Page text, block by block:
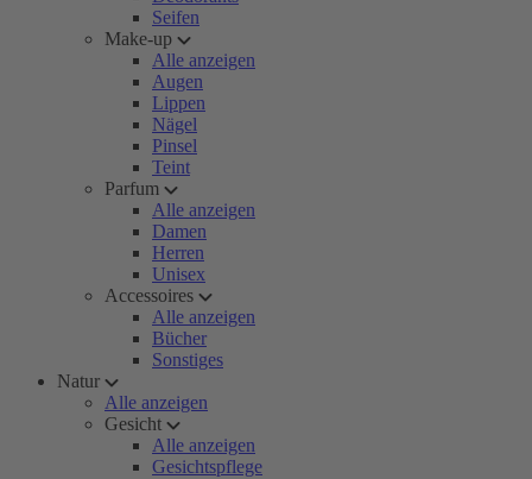
Seifen
Make-up
Alle anzeigen
Augen
Lippen
Nägel
Pinsel
Teint
Parfum
Alle anzeigen
Damen
Herren
Unisex
Accessoires
Alle anzeigen
Bücher
Sonstiges
Natur
Alle anzeigen
Gesicht
Alle anzeigen
Gesichtspflege